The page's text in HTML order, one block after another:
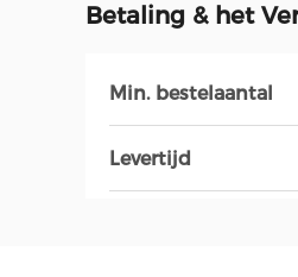
Betaling & het
Min. bestelaantal
Levertijd